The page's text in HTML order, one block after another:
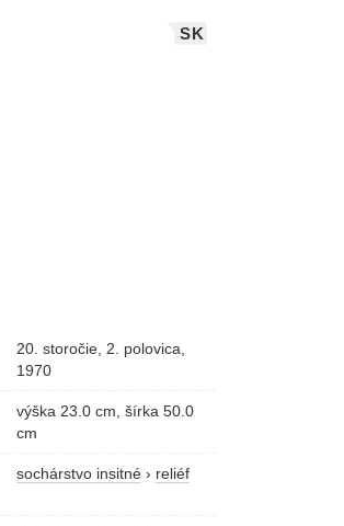
SK
20. storočie, 2. polovica,
1970
výška 23.0 cm, šírka 50.0
cm
sochárstvo insitné › reliéf